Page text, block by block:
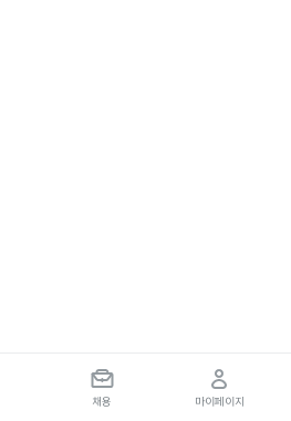
채용 마이페이지